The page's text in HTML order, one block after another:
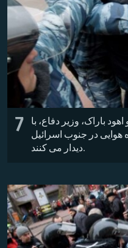
7
باراک، وزیر دفاع، با
هوایی در جنوب اسرائیل
دیدار می کنند.